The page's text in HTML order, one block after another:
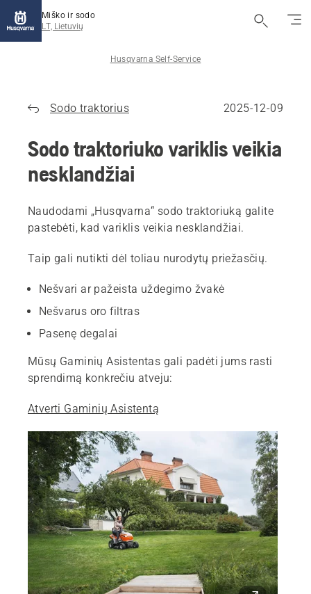
Miško ir sodo
LT, Lietuvių
Husqvarna Self-Service
Sodo traktorius 2025-12-09
Sodo traktoriuko variklis veikia
nesklandžiai
Naudodami „Husqvarna“ sodo traktoriuką galite
pastebėti, kad variklis veikia nesklandžiai.
Taip gali nutikti dėl toliau nurodytų priežasčių.
Nešvari ar pažeista uždegimo žvakė
Nešvarus oro filtras
Pasenę degalai
Mūsų Gaminių Asistentas gali padėti jums rasti
sprendimą konkrečiu atveju:
Atverti Gaminių Asistentą